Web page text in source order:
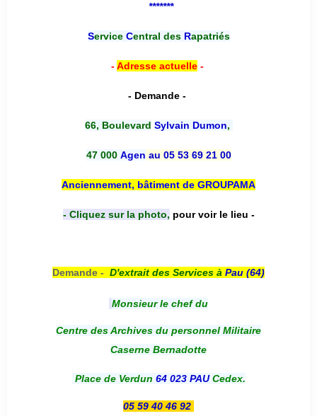
*******
Service Central desRapatriés
-Adresse actuelle-
- Demande -
66, Boulevard Sylvain Dumon,
47 000 Agen au 05 53 69 21 00
Anciennement, bâtiment de GROUPAMA
- Cliquez sur la photo, pour voir le lieu -
Demande - D'extrait des Services à Pau (64)
Monsieur le chef du
Centre des Archives du personnel Militaire
Caserne Bernadotte
Place de Verdun 64 023 PAUCedex.
05 59 40 46 92